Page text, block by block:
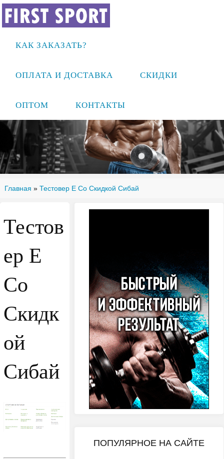
КАК ЗАКАЗАТЬ?
ОПЛАТА И ДОСТАВКА СКИДКИ
ОПТОМ КОНТАКТЫ
Главная » Тестовер Е Со Скидкой Сибай
Тестов
ер Е
Со
Скидк
ой
Сибай
ПОПУЛЯРНОЕ НА САЙТЕ